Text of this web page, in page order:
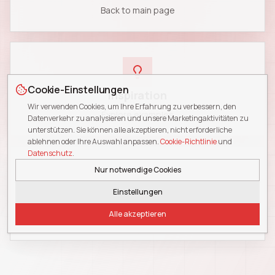
Cookie-Einstellungen
Wir verwenden Cookies, um Ihre Erfahrung zu verbessern, den
Datenverkehr zu analysieren und unsere Marketingaktivitäten zu
unterstützen. Sie können alle akzeptieren, nicht erforderliche
ablehnen oder Ihre Auswahl anpassen.Cookie-Richtlinieund
Datenschutz.
Nur notwendige Cookies
Einstellungen
Alle akzeptieren
Back to main page
Inspiration
Explore examples
Blog
Read insights